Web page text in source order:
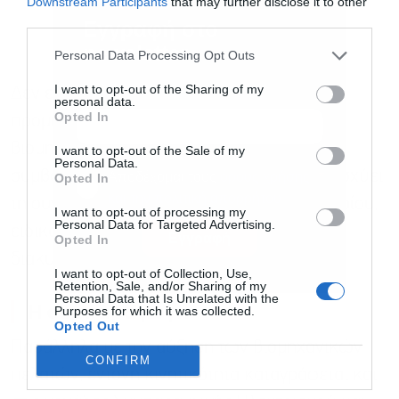
Personal Data Processing Opt Outs
I want to opt-out of the Sharing of my
personal data.
Opted In
I want to opt-out of the Sale of my
Personal Data.
Opted In
I want to opt-out of processing my
Personal Data for Targeted Advertising.
Opted In
I want to opt-out of Collection, Use,
Retention, Sale, and/or Sharing of my
Personal Data that Is Unrelated with the
Purposes for which it was collected.
Opted Out
CONFIRM
Δεν είναι τυχαίο ότι υπάρχουν εταιρείες
προμήθειας στις οποίες περίπου το 50% του
βιομηχανικού πελατολογίου έχει επιλέξει
συμβόλαια σταθερής τιμής. Η τάση αυτή ενισχύει
τη συνολική ελκυστικότητα του φυσικού αερίου,
ειδικά σε ένα περιβάλλον έντονων
Η συμπαραγωγή
Παράλληλα με την αύξηση των βιομηχανικών
πελατών, έντονη κινητικότητα καταγράφεται και
Εγγραφή στο
newsletter
Αποδέχομαι τους